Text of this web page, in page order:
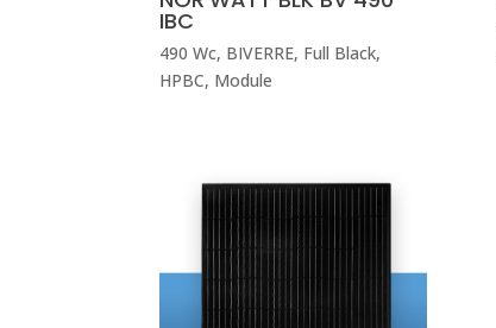
IBC
490 Wc, BIVERRE, Full Black,
HPBC, Module